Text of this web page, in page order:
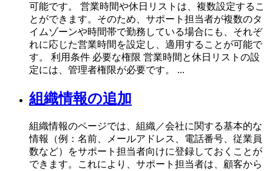
可能です。 営業時間や休日リストは、複数設定するこ
とができます。そのため、サポート担当者が複数のタ
イムゾーンや時間帯で勤務している場合にも、それぞ
れに応じた営業時間を設定し、適用することが可能で
す。 利用条件 必要な権限 営業時間と休日リストの設
定には、管理者権限が必要です。 ...
組織情報の追加
組織情報のページでは、組織／会社に関する基本的な
情報（例：名前、メールアドレス、電話番号、従業員
数など）をサポート担当者向けに登録しておくことが
できます。これにより、サポート担当者は、顧客から